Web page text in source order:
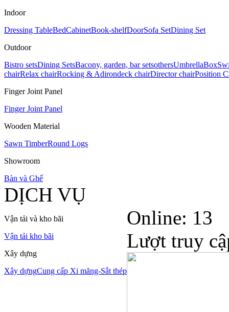
Indoor
Dressing TableBedCabinetBook-shelfDoorSofa SetDining Set
Outdoor
Bistro setsDining SetsBacony, garden, bar setsothersUmbrellaBox
chairRelax chairRocking & Adirondeck chairDirector chairPosition
Finger Joint Panel
Finger Joint Panel
Wooden Material
Sawn TimberRound Logs
Showroom
Bàn và Ghế
DỊCH VỤ
Vận tải và kho bãi
Vận tải kho bãi
Xây dựng
Xây dựngCung cấp Xi măng-Sắt thép
Online: 13
Lượt truy